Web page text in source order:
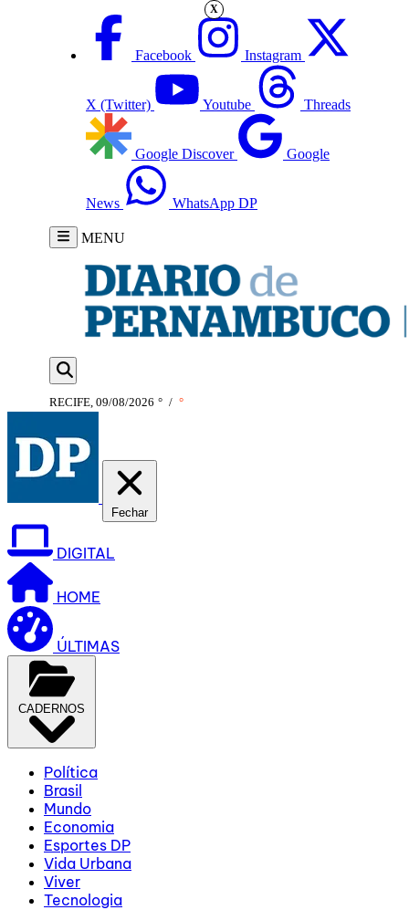
Facebook Instagram
X (Twitter) Youtube Threads
Google Discover Google
News WhatsApp DP
MENU
RECIFE, 09/08/2026 ° / °
Fechar
DIGITAL
HOME
ÚLTIMAS
CADERNOS
Política
Brasil
Mundo
Economia
Esportes DP
Vida Urbana
Viver
Tecnologia
X